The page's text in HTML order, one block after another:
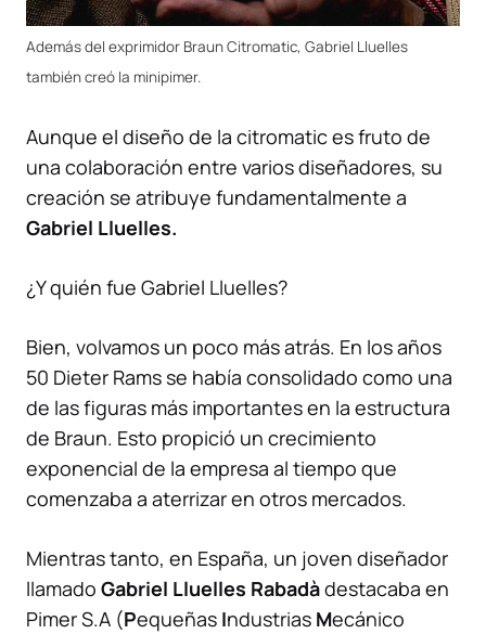
Además del exprimidor Braun Citromatic, Gabriel Lluelles
también creó la minipimer.
Aunque el diseño de la citromatic es fruto de
una colaboración entre varios diseñadores, su
creación se atribuye fundamentalmente a
Gabriel Lluelles.
¿Y quién fue Gabriel Lluelles?
Bien, volvamos un poco más atrás. En los años
50 Dieter Rams se había consolidado como una
de las figuras más importantes en la estructura
de Braun. Esto propició un crecimiento
exponencial de la empresa al tiempo que
comenzaba a aterrizar en otros mercados.
Mientras tanto, en España, un joven diseñador
llamado Gabriel Lluelles Rabadàdestacaba en
Pimer S.A (Pequeñas Industrias Mecánico